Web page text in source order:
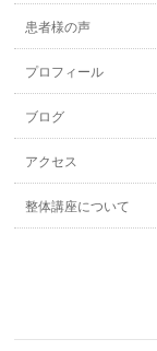
患者様の声
プロフィール
ブログ
アクセス
整体講座について